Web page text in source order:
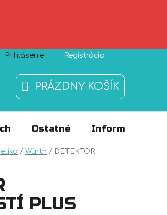
súborov cookies O nás
Prihlásenie Registrácia
NÁKUPNÝ
KOŠÍK
PRÁZDNY KOŠÍK
Ostatné Informácie
/ Würth / DETEKTOR
PLUS